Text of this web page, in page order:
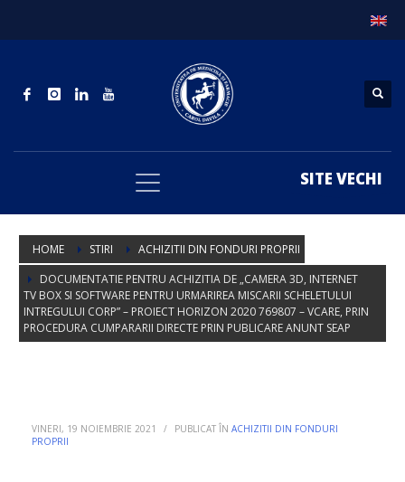
SITE VECHI
HOME STIRI
ACHIZITII DIN FONDURI PROPRII
DOCUMENTATIE PENTRU ACHIZITIA DE „CAMERA 3D, INTERNET
TV BOX SI SOFTWARE PENTRU URMARIREA MISCARII SCHELETULUI
INTREGULUI CORP” – PROIECT HORIZON 2020 769807 – VCARE, PRIN
PROCEDURA CUMPARARII DIRECTE PRIN PUBLICARE ANUNT SEAP
VINERI, 19 NOIEMBRIE 2021 / PUBLICAT ÎN ACHIZITII DIN FONDURI
PROPRII